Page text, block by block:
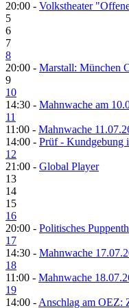
20:00 - Volkstheater
5
6
7
8
20:00 - Marstall: München
9
10
14:30 - Mahnwache am
11
11:00 - Mahnwache
14:00 - Prüf - Kundgebung
12
21:00 - Global Player
13
14
15
16
20:00 - Politisches
17
14:30 - Mahnwache
18
11:00 - Mahnwache
19
14:00 -Anschlag am OEZ: